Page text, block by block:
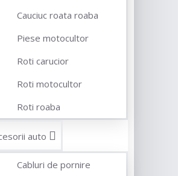
Cauciuc roata roaba
Piese motocultor
Roti carucior
Roti motocultor
Roti roaba
auto
Cabluri de pornire